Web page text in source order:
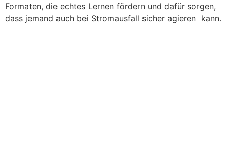
Formaten, die echtes Lernen fördern und dafür sorgen,
dass jemand auch bei Stromausfall sicher agieren kann.